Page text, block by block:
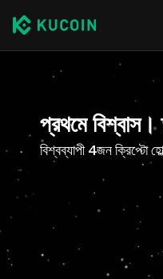
প্রথমে বিশ্বাস।
বিশ্বব্যাপী 4জন ক্রিপ্টো